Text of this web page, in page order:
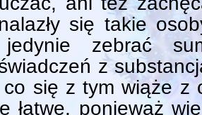
się takie
jedynie zebrać
z
co się z tym wiąże z
łatwe, ponieważ